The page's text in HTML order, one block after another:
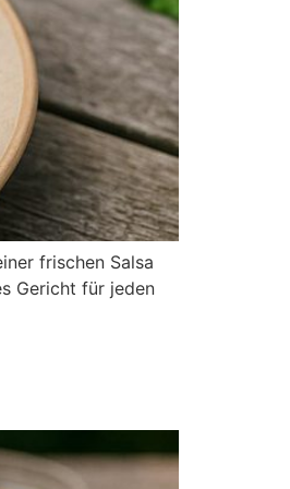
frischen Salsa
Gericht für jeden